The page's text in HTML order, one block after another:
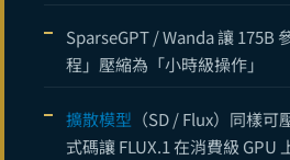
SparseGPT / Wanda 讓 175B
程」壓縮為「小時級操作」
擴散模型 （SD / Flux）同樣
式碼讓 FLUX.1 在消費級 GPU